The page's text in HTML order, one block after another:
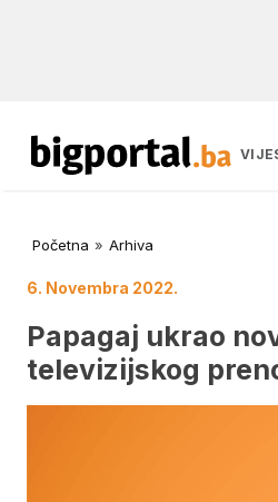
Početna » Arhiva
6. Novembra 2022.
Papagaj ukrao
televizijskog